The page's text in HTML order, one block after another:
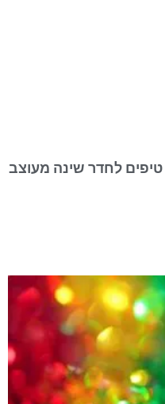
לפעמים חלומות מתגשמים-5 טיפים לחדר שינה מעוצב